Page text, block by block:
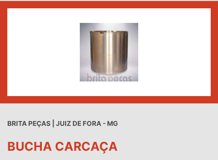
BRITA PEÇAS | JUIZ DE FORA - MG
BUCHA CARCAÇA